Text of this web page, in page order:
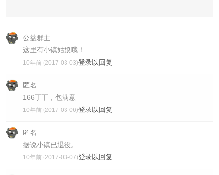
公益群主
这里有小镇姑娘哦！
10年前 (2017-03-03)登录以回复
匿名
166丁丁，包满意
10年前 (2017-03-06)登录以回复
匿名
据说小镇已退役。
10年前 (2017-03-07)登录以回复